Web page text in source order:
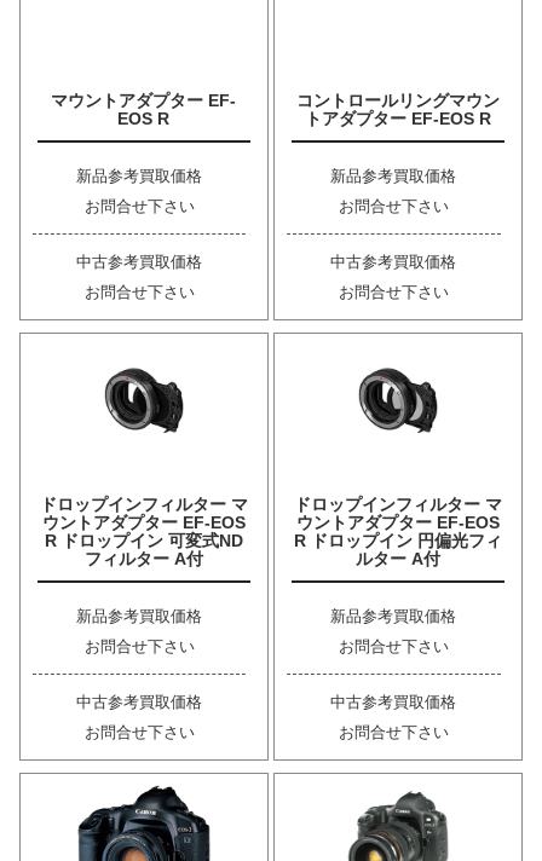
マウントアダプター EF-
EOS R
新品参考買取価格
お問合せ下さい
中古参考買取価格
お問合せ下さい
コントロールリングマウン
トアダプター EF-EOS R
新品参考買取価格
お問合せ下さい
中古参考買取価格
お問合せ下さい
ドロップインフィルター マ
ウントアダプター EF-EOS
R ドロップイン 可変式ND
フィルター A付
新品参考買取価格
お問合せ下さい
中古参考買取価格
お問合せ下さい
ドロップインフィルター マ
ウントアダプター EF-EOS
R ドロップイン 円偏光フィ
ルター A付
新品参考買取価格
お問合せ下さい
中古参考買取価格
お問合せ下さい